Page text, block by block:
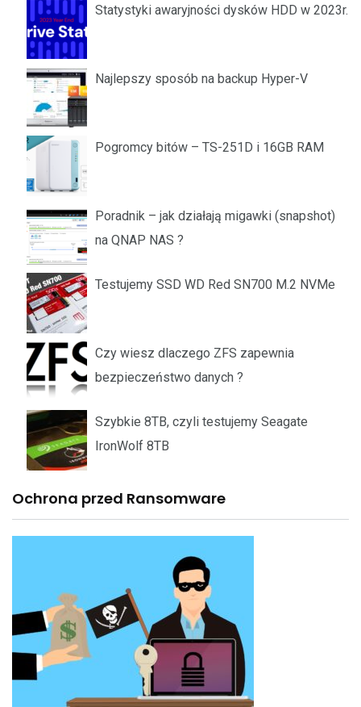
Statystyki awaryjności dysków HDD w 2023r.
Najlepszy sposób na backup Hyper-V
Pogromcy bitów – TS-251D i 16GB RAM
Poradnik – jak działają migawki (snapshot)
na QNAP NAS ?
Testujemy SSD WD Red SN700 M.2 NVMe
Czy wiesz dlaczego ZFS zapewnia
bezpieczeństwo danych ?
Szybkie 8TB, czyli testujemy Seagate
IronWolf 8TB
Ochrona przed Ransomware